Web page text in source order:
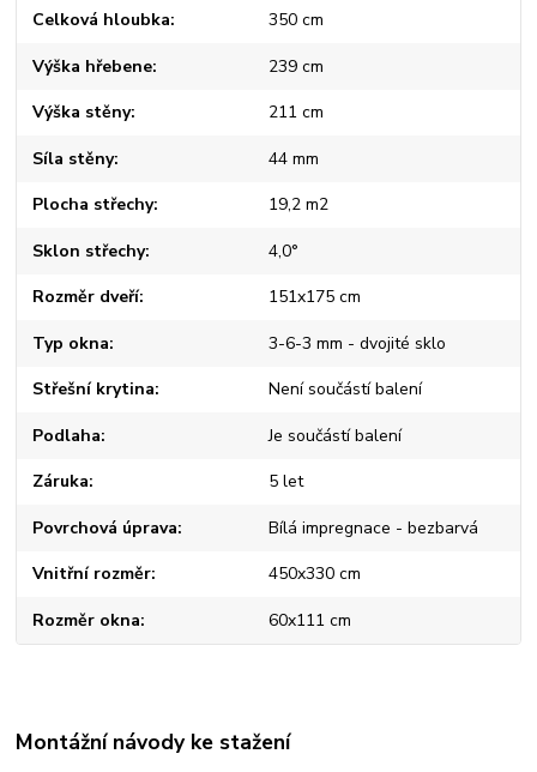
Celková hloubka 350 cm
Výška hřebene 239 cm
Výška stěny 211 cm
Síla stěny 44 mm
Plocha střechy 19,2 m2
Sklon střechy 4,0°
Rozměr dveří 151x175 cm
Typ okna 3-6-3 mm - dvojité sklo
Střešní krytina Není součástí balení
Podlaha Je součástí balení
Záruka 5 let
Povrchová úprava Bílá impregnace - bezbarvá
Vnitřní rozměr 450x330 cm
Rozměr okna 60x111 cm
Montážní návody ke stažení